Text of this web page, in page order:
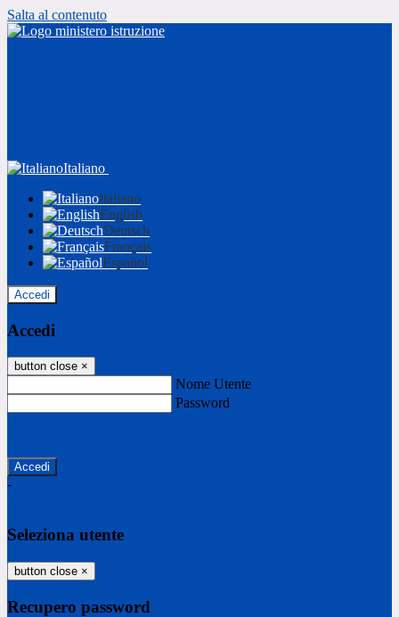
Salta al contenuto
Italiano
Italiano
English
Deutsch
Français
Español
Accedi
Accedi
button close ×
Nome Utente
Password
-
Seleziona utente
button close ×
Recupero password